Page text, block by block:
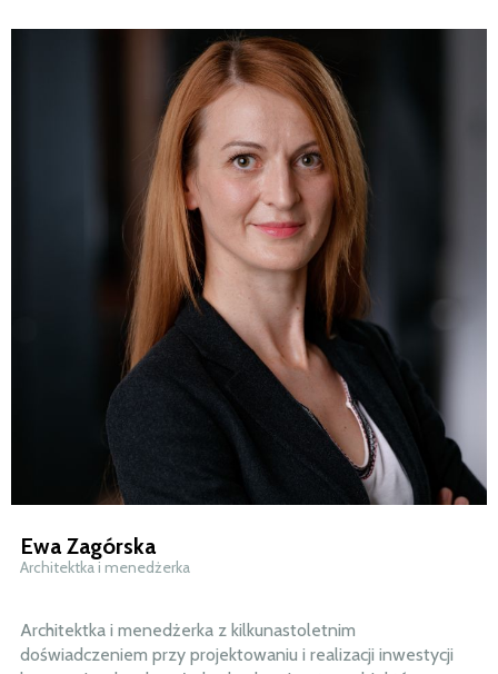
Ewa Zagórska
Architektka i menedżerka
Architektka i menedżerka z kilkunastoletnim
doświadczeniem przy projektowaniu i realizacji inwestycji